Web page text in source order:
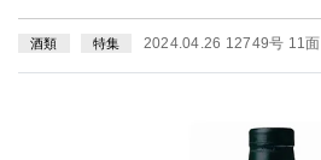
酒類 特集 2024.04.26 12749号 11面